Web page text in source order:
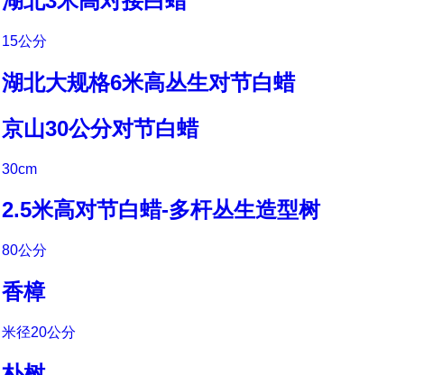
15公分
湖北大规格6米高丛生对节白蜡
京山30公分对节白蜡
30cm
2.5米高对节白蜡-多杆丛生造型树
80公分
香樟
米径20公分